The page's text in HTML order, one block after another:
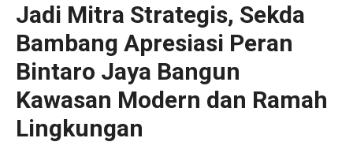
Jadi Mitra Strategis, Sekda
Bambang Apresiasi Peran
Bintaro Jaya Bangun
Kawasan Modern dan Ramah
Lingkungan